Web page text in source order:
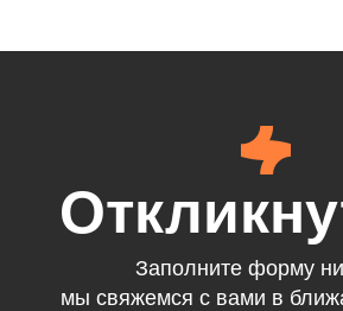
Заполните форму
мы свяжемся с вами в